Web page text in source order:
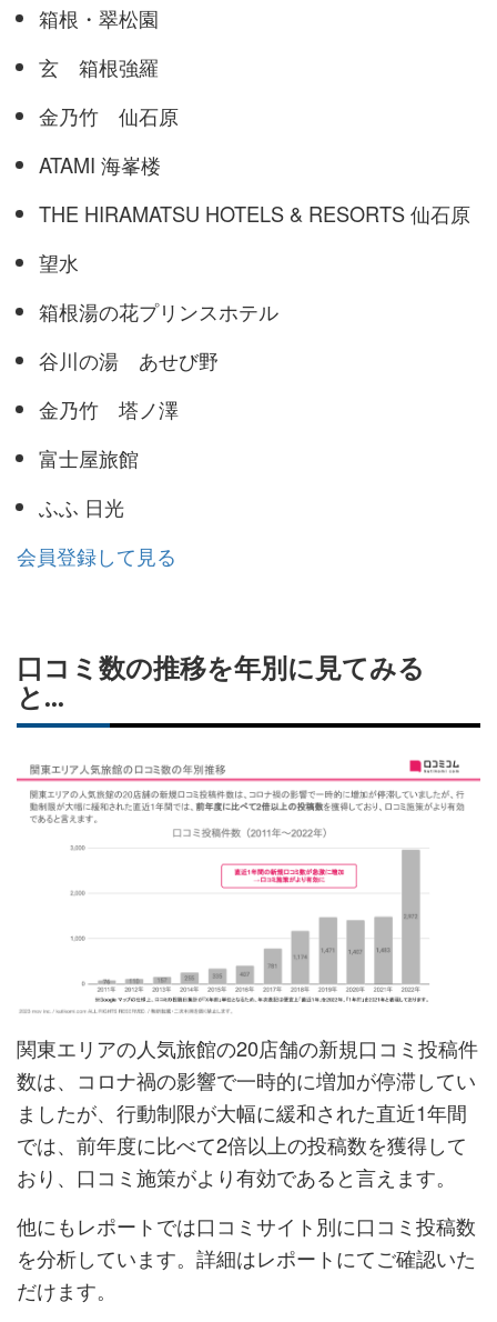
箱根・翠松園
玄 箱根強羅
金乃竹 仙石原
ATAMI 海峯楼
THE HIRAMATSU HOTELS & RESORTS 仙石原
望水
箱根湯の花プリンスホテル
谷川の湯 あせび野
金乃竹 塔ノ澤
富士屋旅館
ふふ 日光
会員登録して見る
口コミ数の推移を年別に見てみる
と...
関東エリアの人気旅館の20店舗の新規口コミ投稿件
数は、コロナ禍の影響で一時的に増加が停滞してい
ましたが、行動制限が大幅に緩和された直近1年間
では、前年度に比べて2倍以上の投稿数を獲得して
おり、口コミ施策がより有効であると言えます。
他にもレポートでは口コミサイト別に口コミ投稿数
を分析しています。詳細はレポートにてご確認いた
だけます。